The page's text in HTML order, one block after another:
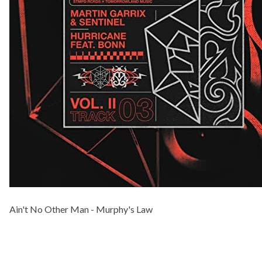
Ain't No Other Man - Murphy's Law